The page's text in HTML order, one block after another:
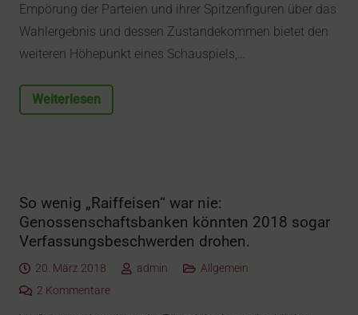
Empörung der Parteien und ihrer Spitzenfiguren über das
Wahlergebnis und dessen Zustandekommen bietet den
weiteren Höhepunkt eines Schauspiels,…
Weiterlesen
So wenig „Raiffeisen“ war nie:
Genossenschaftsbanken könnten 2018 sogar
Verfassungsbeschwerden drohen.
20. März 2018 admin
Allgemein
2 Kommentare